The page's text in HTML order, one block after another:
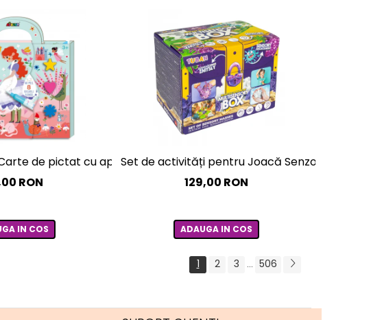
de 12de pictat cu apa, sabloane, stampile si jocuri, portabila -
RON
IN COS
Set de activități pentru Joacă Senzorială –
129,00 RON
ADAUGA IN COS
1 2 3 ... 506